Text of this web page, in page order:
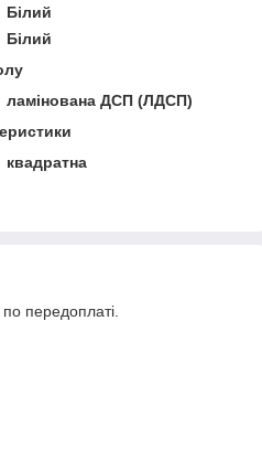
Білий
Білий
ламінована ДСП (ЛДСП)
квадратна
передоплаті.